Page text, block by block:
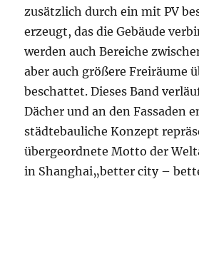
zusätzlich durch ein mit PV
erzeugt, das die Gebäude
werden auch Bereiche
aber auch größere Freiräume
beschattet. Dieses Band
Dächer und an den Fassaden
städtebauliche Konzept
übergeordnete Motto der
in Shanghai„better city –